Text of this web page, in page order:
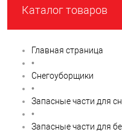
Каталог товаров
Главная страница
•
Снегоуборщики
•
Запасные части для
•
Запасные части для